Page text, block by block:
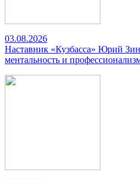
03.08.2026
Наставник «Кузбасса» Юрий
ментальность и